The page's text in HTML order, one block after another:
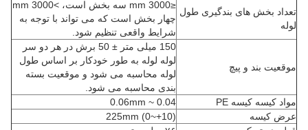
تعداد بخش های بندگیری طول
لوله
≤3000 mm سه بخش است، >3000 mm
چهار بخش است که می تواند با توجه به
شرایط واقعی تنظیم شود.
موقعیت بند و پیچ
150 میلی متر ± 50 برش در هر دو سر
لوله لوله به طور خودکار بر اساس طول
لوله محاسبه می شود و موقعیت بسته
بندی محاسبه می شود.
مواد کیسه کیسه PE
0.04 ~ 0.06mm
عرض کیسه
225mm (0~+10)